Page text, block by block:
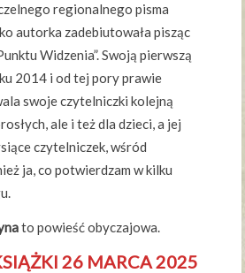
regionalnego pisma
autorka zadebiutowała pisząc
Widzenia”. Swoją pierwszą
2014 i od tej pory prawie
swoje czytelniczki kolejną
ale i też dla dzieci, a jej
czytelniczek, wśród
ja, co potwierdzam w kilku
to powieść obyczajowa.
26 MARCA 2025